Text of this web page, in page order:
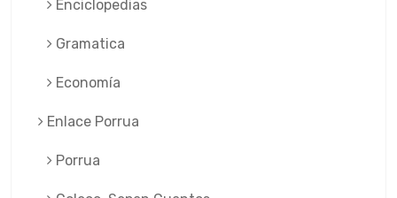
Enciclopedias
Gramatica
Economía
Enlace Porrua
Porrua